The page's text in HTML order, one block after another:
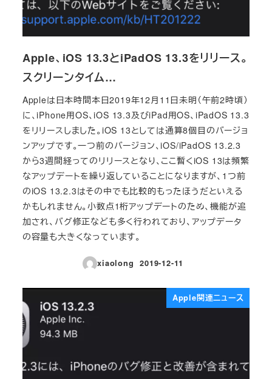
Apple、iOS 13.3とiPadOS 13.3をリリース。
スクリーンタイム…
Appleは日本時間本日2019年12月11日未明（午前2時頃）
に、iPhone用OS、iOS 13.3及びiPad用OS、iPadOS 13.3
をリリースしました。iOS 13としては通算8個目のバージョ
ンアップです。一つ前のバージョン、iOS/iPadOS 13.2.3
から3週間経ってのリリースとなり、ここ暫くiOS 13は頻繁
なアップデートを繰り返していることになりますが、1つ前
のiOS 13.2.3はその中でも比較的もったほうだといえる
かもしれません。小数点1桁アップデートのため、機能が追
加され、バグ修正なども多く行われており、アップデータ
の容量も大きくなっています。
xiaolong
投稿日
2019-12-11
Apple関連ニュース